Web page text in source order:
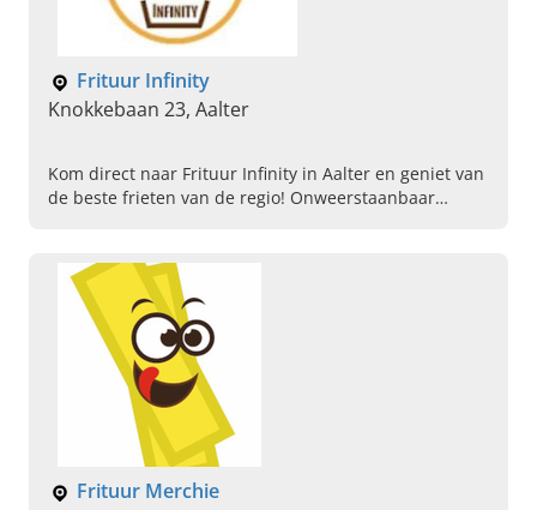
Frituur Infinity
Knokkebaan 23, Aalter
Kom direct naar Frituur Infinity in Aalter en geniet van
de beste frieten van de regio! Onweerstaanbaar
Frituur Merchie